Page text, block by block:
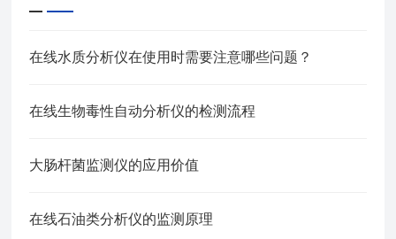
在线水质分析仪在使用时需要注意哪些问题？
在线生物毒性自动分析仪的检测流程
大肠杆菌监测仪的应用价值
在线石油类分析仪的监测原理